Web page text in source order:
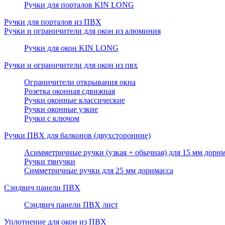
Ручки для порталов KIN LONG
Ручки для порталов из ПВХ
Ручки и ограничители для окон из алюминия
Ручки для окон KIN LONG
Ручки и ограничители для окон из пвх
Ограничители открывания окна
Розетка оконная сдвижная
Ручки оконные классические
Ручки оконные узкие
Ручки с ключом
Ручки ПВХ для балконов (двухсторонние)
Асимметричные ручки (узкая + обычная) для 15 мм
Ручки тянучки
Симметричные ручки для 25 мм дорнмасса
Сэндвич панели ПВХ
Сэндвич панели ПВХ лист
Уплотнение для окон из ПВХ